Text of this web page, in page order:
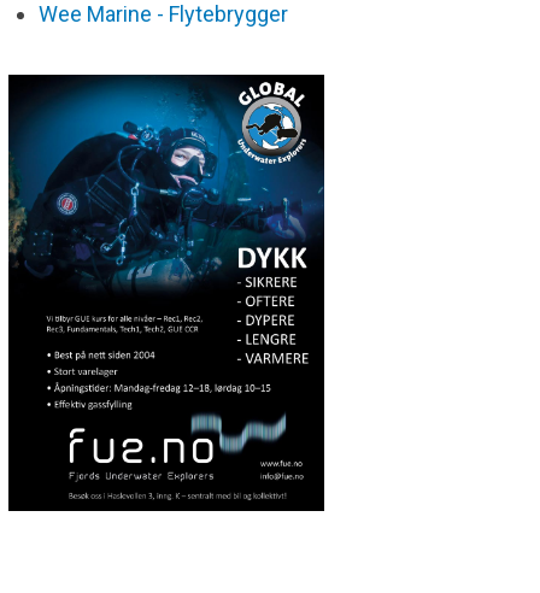
Wee Marine - Flytebrygger